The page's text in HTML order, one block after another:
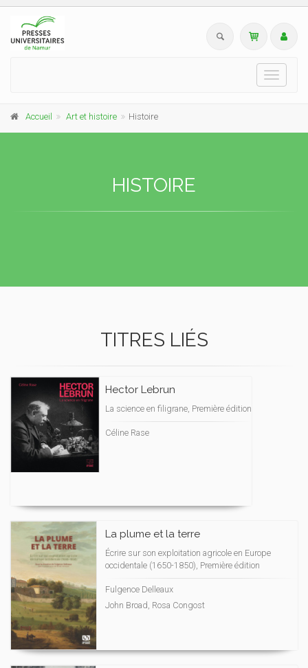
Toggle
Accueil Art et histoire Histoire
HISTOIRE
TITRES LIÉS
Hector Lebrun
La science en filigrane, Première édition
Céline Rase
La plume et la terre
Écrire sur son exploitation agricole en Europe
occidentale (1650-1850), Première édition
Fulgence Delleaux
John Broad, Rosa Congost